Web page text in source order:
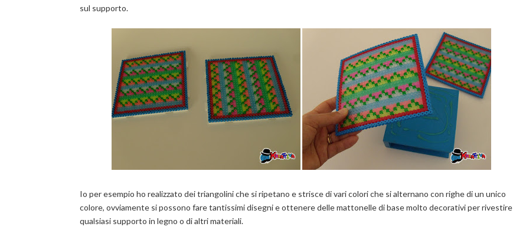
sul supporto.
Io per esempio ho realizzato dei triangolini che si ripetano e strisce di vari colori che si alternano con righe di un unico
colore, ovviamente si possono fare tantissimi disegni e ottenere delle mattonelle di base molto decorativi per rivestire
qualsiasi supporto in legno o di altri materiali.